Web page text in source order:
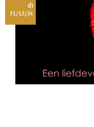
di
31/12/24